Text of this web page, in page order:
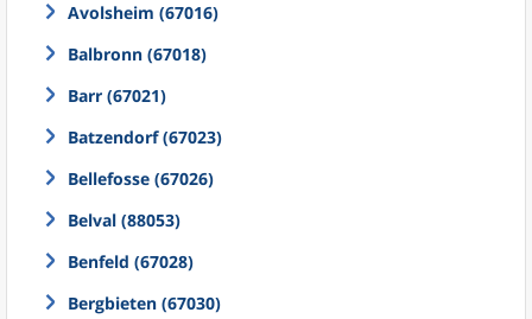
Avolsheim (67016)
Balbronn (67018)
Barr (67021)
Batzendorf (67023)
Bellefosse (67026)
Belval (88053)
Benfeld (67028)
Bergbieten (67030)